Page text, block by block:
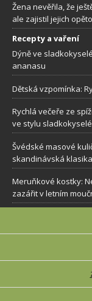
Žena nevěřila, že
ale zajistil jejich
Recepty a vaření
Dýně ve
ananasu
Dětská vzpomínka:
Rychlá večeře ze
ve stylu sladkokyselé
Švédské masové
skandinávská
Meruňkové kostky:
zazářit v letním